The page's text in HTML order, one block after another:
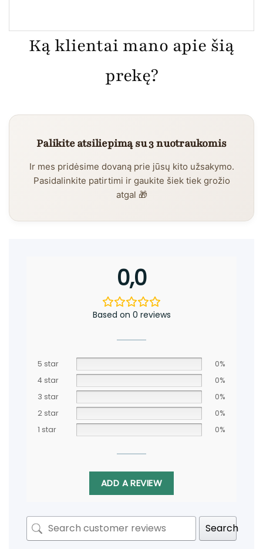
Ką klientai mano apie šią
prekę?
Palikite atsiliepimą su 3 nuotraukomis
Ir mes pridėsime dovaną prie jūsų kito užsakymo.
Pasidalinkite patirtimi ir gaukite šiek tiek grožio
atgal 🎁
0,0
Based on 0 reviews
5 star
0%
4 star
0%
3 star
0%
2 star
0%
1 star
0%
ADD A REVIEW
Search